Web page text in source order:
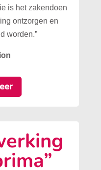
is het zakendoen
ontzorgen en
worden.”